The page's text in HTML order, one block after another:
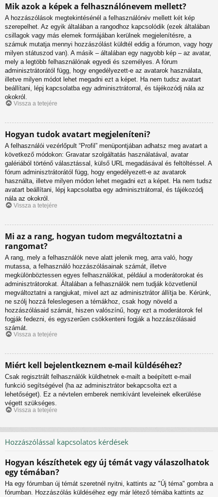
Mik azok a képek a felhasználónevem mellett?
A hozzászólások megtekintésénél a felhasználónév mellett két kép
szerepelhet. Az egyik általában a rangodhoz kapcsolódik (ezek általában
csillagok vagy más elemek formájában kerülnek megjelenítésre, a
számuk mutatja mennyi hozzászólást küldtél eddig a fórumon, vagy hogy
milyen státuszod van). A másik – általában egy nagyobb kép – az avatar,
mely a legtöbb felhasználónak egyedi és személyes. A fórum
adminisztrátorától függ, hogy engedélyezett-e az avatarok használata,
illetve milyen módot lehet megadni ezt a képet. Ha nem tudsz avatart
beállítani, lépj kapcsolatba egy adminisztrátorral, és tájékozódj nála az
okokról.
Vissza a tetejére
Hogyan tudok avatart megjeleníteni?
A felhasználói vezérlőpult “Profil” menüpontjában adhatsz meg avatart a
következő módokon: Gravatar szolgáltatás használatával, avatar
galériából történő választással, külső URL megadásával és feltöltéssel. A
fórum adminisztrátorától függ, hogy engedélyezett-e az avatarok
használta, illetve milyen módon lehet megadni ezt a képet. Ha nem tudsz
avatart beállítani, lépj kapcsolatba egy adminisztrátorral, és tájékozódj
nála az okokról.
Vissza a tetejére
Mi az a rang, hogyan tudom megváltoztatni a
rangomat?
A rang, mely a felhasználók neve alatt jelenik meg, arra való, hogy
mutassa, a felhasználó hozzászólásainak számát, illetve
megkülönböztessen egyes felhasználókat, például a moderátorokat és
adminisztrátorokat. Általában a felhasználók nem tudják közvetlenül
megváltoztatni a rangjukat, mivel azt az adminisztrátor állítja be. Kérünk,
ne szólj hozzá feleslegesen a témákhoz, csak hogy növeld a
hozzászólásaid számát, hiszen valószínű, hogy ezt a moderátorok fel
fogják fedezni, és egyszerűen csökkenteni fogják a hozzászólásaid
számát.
Vissza a tetejére
Miért kell bejelentkeznem e-mail küldéséhez?
Csak regisztrált felhasználók küldhetnek e-mailt a beépített e-mail
funkció segítségével (ha az adminisztrátor bekapcsolta ezt a
lehetőséget). Ez a névtelen emberek nemkívánt leveleinek elkerülése
végett szükséges.
Vissza a tetejére
Hozzászólással kapcsolatos kérdések
Hogyan készíthetek egy új témát vagy válaszolhatok
egy témában?
Ha egy fórumban új témát szeretnél nyitni, kattints az "Új téma" gombra a
fórumban. Hozzászólás küldéséhez egy már létező témába kattints az